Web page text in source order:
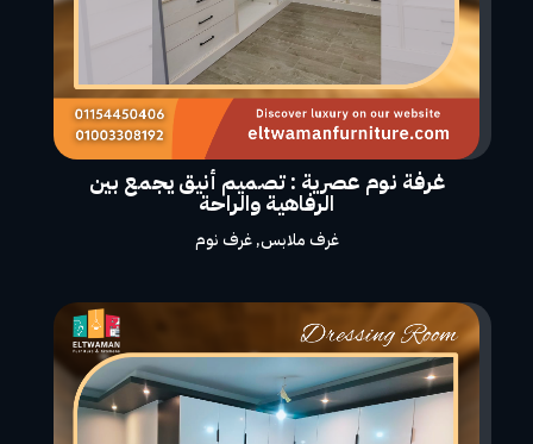
غرفة نوم عصرية : تصميم أنيق يجمع بين
الرفاهية والراحة
غرف ملابس,غرف نوم